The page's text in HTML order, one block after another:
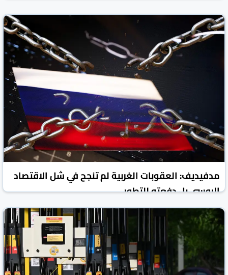
مدفيديف: العقوبات الغربية لم تنجح في شل الاقتصاد
الروسي بل دفعته للتطور
روسيا اليوم الأخبار الاقتصادية 31 تموز/يوليو 2026